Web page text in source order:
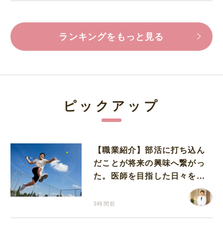
ランキングをもっと見る
ピックアップ
【職業紹介】部活に打ち込ん
だことが将来の興味へ繋がっ
た。医師を目指した日々を振
3時間前